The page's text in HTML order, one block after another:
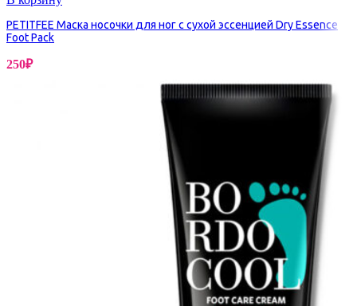
PETITFEE Маска носочки для ног с сухой эссенцией Dry Essence
Foot Pack
250₽